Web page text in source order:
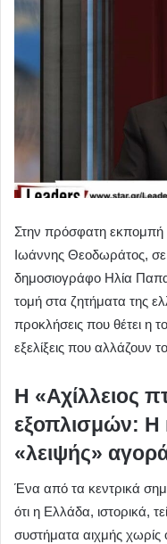
Στην πρόσφατη εκπομπή
Ιωάννης Θεοδωράτος, σε
δημοσιογράφο Ηλία
τομή στα ζητήματα της
προκλήσεις που θέτει η
εξελίξεις που
Η «Αχίλλειος
εξοπλισμών: Η
«λειψής»
Ένα από τα κεντρικά
ότι η Ελλάδα, ιστορικά,
συστήματα αιχμής